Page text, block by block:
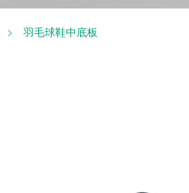
羽毛球鞋中底板